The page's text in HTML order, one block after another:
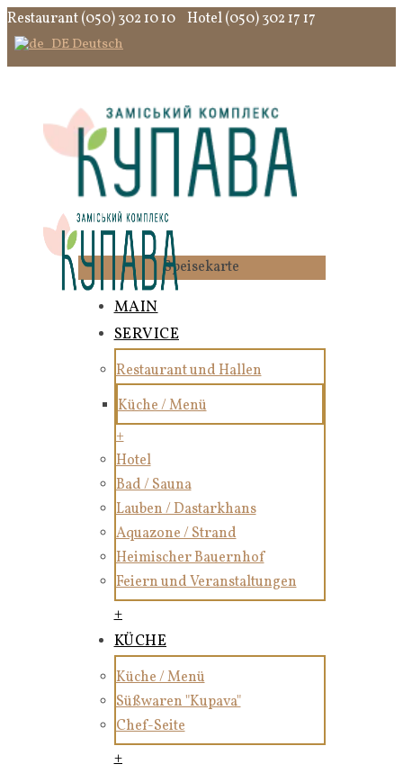
Restaurant (050) 302 10 10 Hotel (050) 302 17 17
Deutsch
Speisekarte
MAIN
SERVICE
Restaurant und Hallen
Küche / Menü
+
Hotel
Bad / Sauna
Lauben / Dastarkhans
Aquazone / Strand
Heimischer Bauernhof
Feiern und Veranstaltungen
+
KÜCHE
Küche / Menü
Süßwaren "Kupava"
Chef-Seite
+